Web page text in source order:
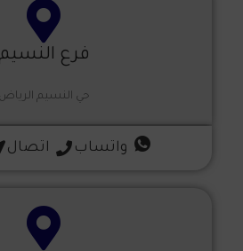
فرع النسيم
حي النسيم الرياض
واتساب اتصال